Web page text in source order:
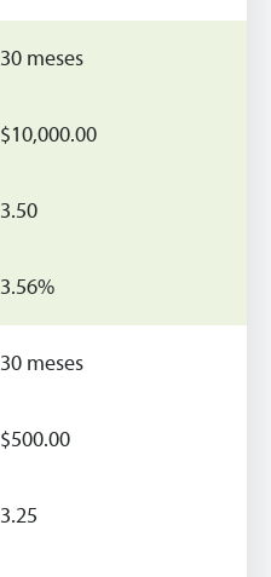
30 meses
$10,000.00
3.50
3.56%
30 meses
$500.00
3.25